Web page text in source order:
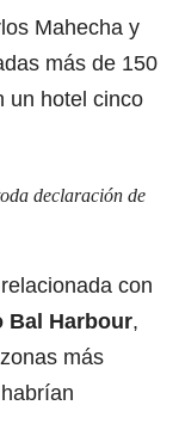
Mahecha y
más de 150
un hotel cinco
declaración de
con
Bal Harbour,
más